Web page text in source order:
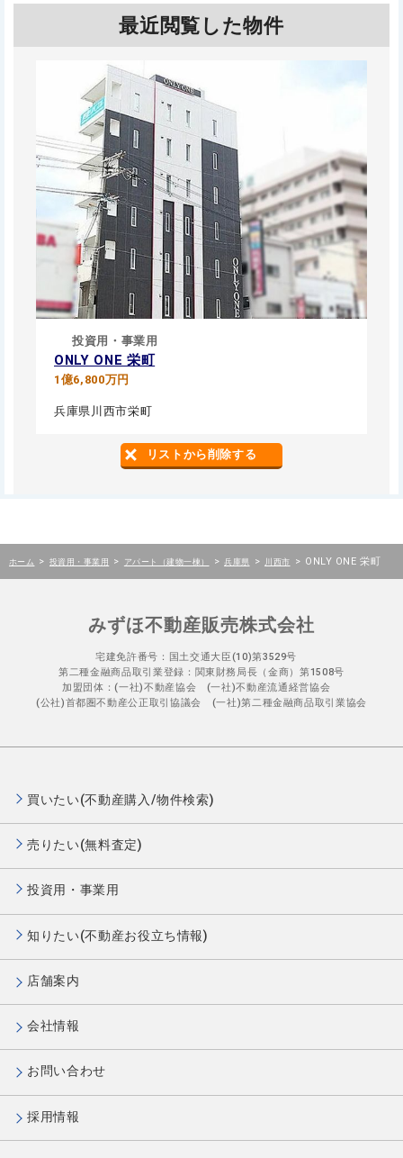
最近閲覧した物件
投資用・事業用
ONLY ONE 栄町
1億6,800万円
兵庫県川西市栄町
リストから削除する
ホーム > 投資用・事業用 > アパート（建物一棟） > 兵庫県 > 川西市 > ONLY ONE 栄町
みずほ不動産販売株式会社
宅建免許番号：国土交通大臣(10)第3529号
第二種金融商品取引業登録：関東財務局長（金商）第1508号
加盟団体：(一社)不動産協会 (一社)不動産流通経営協会
(公社)首都圏不動産公正取引協議会 (一社)第二種金融商品取引業協会
買いたい(不動産購入/物件検索)
売りたい(無料査定)
投資用・事業用
知りたい(不動産お役立ち情報)
店舗案内
会社情報
お問い合わせ
採用情報